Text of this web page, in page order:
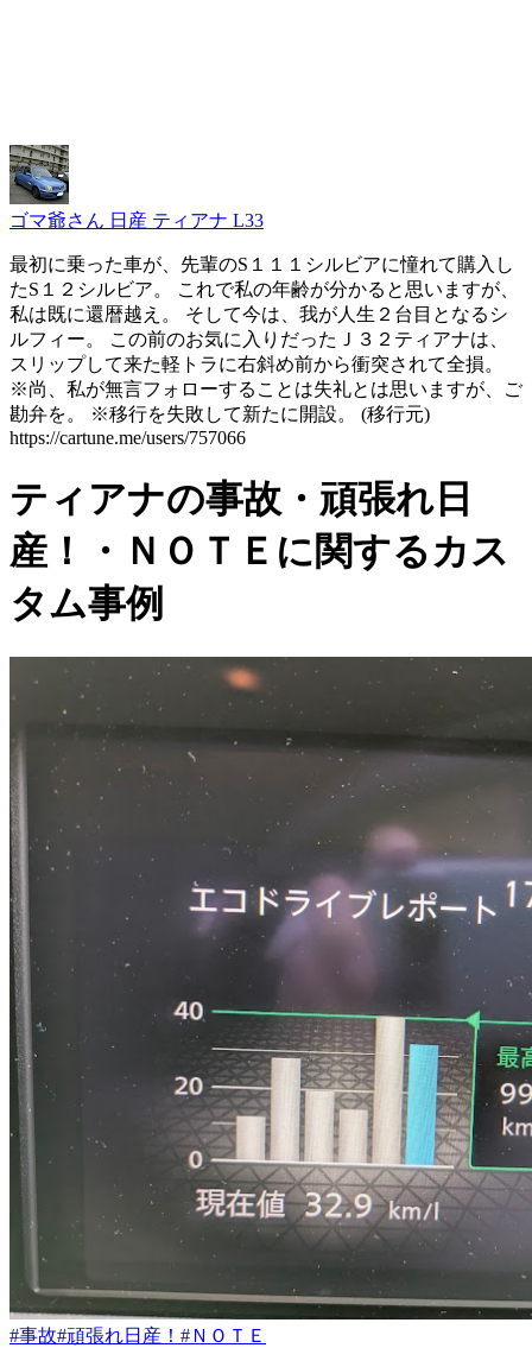
ゴマ爺さん 日産 ティアナ L33
最初に乗った車が、先輩のS１１１シルビアに憧れて購入し
たS１２シルビア。 これで私の年齢が分かると思いますが、
私は既に還暦越え。 そして今は、我が人生２台目となるシ
ルフィー。 この前のお気に入りだったＪ３２ティアナは、
スリップして来た軽トラに右斜め前から衝突されて全損。
※尚、私が無言フォローすることは失礼とは思いますが、ご
勘弁を。 ※移行を失敗して新たに開設。 (移行元)
https://cartune.me/users/757066
ティアナの事故・頑張れ日
産！・ＮＯＴＥに関するカス
タム事例
#事故#頑張れ日産！ #ＮＯＴＥ